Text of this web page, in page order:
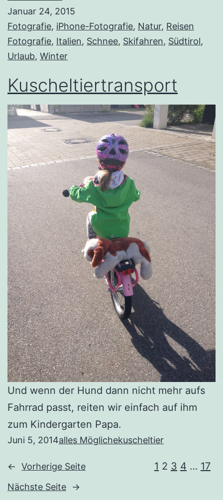
Januar 24, 2015
Fotografie, iPhone-Fotografie, Natur, Reisen
Fotografie, Italien, Schnee, Skifahren, Südtirol
Urlaub, Winter
Kuscheltiertransport
Und wenn der Hund dann nicht mehr aufs
Fahrrad passt, reiten wir einfach auf ihm
zum Kindergarten Papa.
Juni 5, 2014alles Möglichekuscheltier
← Vorherige Seite 1 2 3 4 … 17
Nächste Seite →